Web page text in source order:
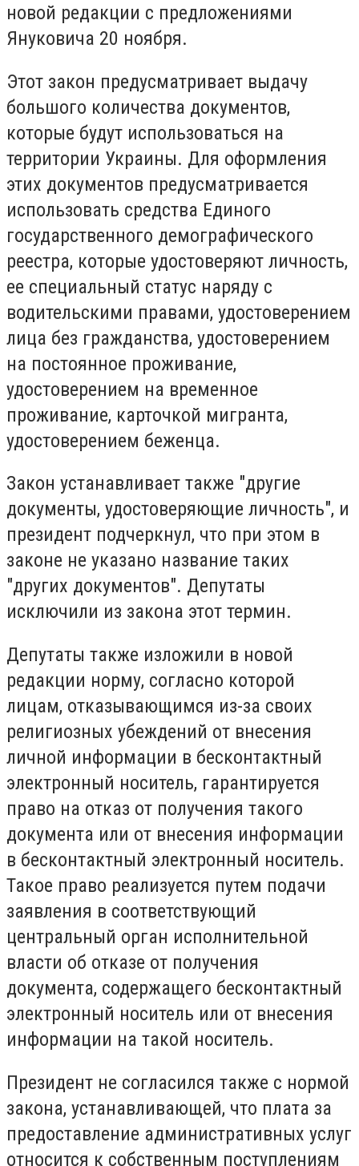
новой редакции с предложениями
Януковича 20 ноября.
Этот закон предусматривает выдачу
большого количества документов,
которые будут использоваться на
территории Украины. Для оформления
этих документов предусматривается
использовать средства Единого
государственного демографического
реестра, которые удостоверяют личность,
ее специальный статус наряду с
водительскими правами, удостоверением
лица без гражданства, удостоверением
на постоянное проживание,
удостоверением на временное
проживание, карточкой мигранта,
удостоверением беженца.
Закон устанавливает также "другие
документы, удостоверяющие личность", и
президент подчеркнул, что при этом в
законе не указано название таких
"других документов". Депутаты
исключили из закона этот термин.
Депутаты также изложили в новой
редакции норму, согласно которой
лицам, отказывающимся из-за своих
религиозных убеждений от внесения
личной информации в бесконтактный
электронный носитель, гарантируется
право на отказ от получения такого
документа или от внесения информации
в бесконтактный электронный носитель.
Такое право реализуется путем подачи
заявления в соответствующий
центральный орган исполнительной
власти об отказе от получения
документа, содержащего бесконтактный
электронный носитель или от внесения
информации на такой носитель.
Президент не согласился также с нормой
закона, устанавливающей, что плата за
предоставление административных услуг
относится к собственным поступлениям